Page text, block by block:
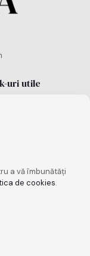
uri utile
Design
a vă îmbunătăți
de cookies.